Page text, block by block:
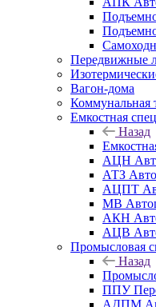
Передвижные
Вагон-дома
Коммунальная
Емкостная
Назад
АЦН
АТЗ
АЦПТ
МВ
АКН
АЦВ
Промысловая
Назад
ППУ
АДПМ